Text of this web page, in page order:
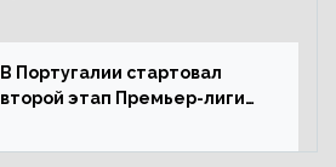
В Португалии стартовал
второй этап Премьер-лиги